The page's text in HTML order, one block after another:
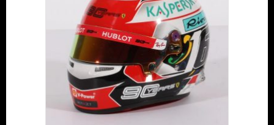
KOSÁRBA TESZEM